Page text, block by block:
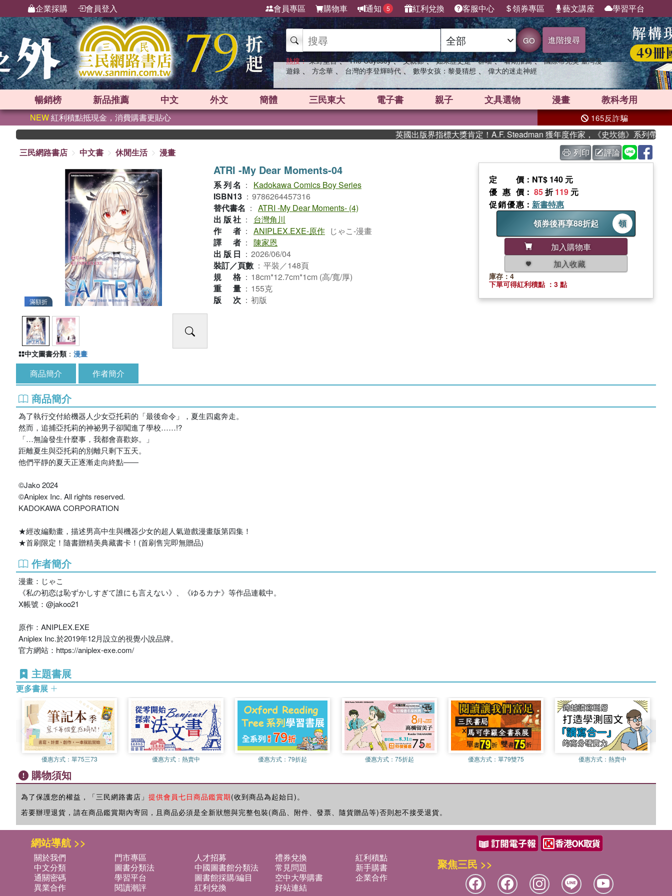
企業採購 會員登入 會員專區 購物車 通知 5 紅利兌換 客服中心 領券專區 藝文講座 學習平台
GO 進階搜尋
熱搜： 東野圭吾 、 The Odyssey 、 父親節 、 如果歷史是一群喵 、 暑期推薦 、 國際布克獎 臺灣漫
遊錄 、 方念華 、 台灣的李登輝時代 、 數學女孩：黎曼猜想 、 偉大的迷走神經
暢銷榜 新品推薦 中文 外文 簡體 三民東大 電子書 親子 文具選物 漫畫 教科考用
NEW紅利積點抵現金，消費購書更貼心 165反詐騙
英國出版界指標大獎肯定！A.F. Steadman 獲年度作家，《史坎德》系列帶你踏上
三民網路書店
中文書 休閒生活 漫畫 列印 評論
滿額折
ATRI -My Dear Moments-04
系列名 ：
Kadokawa Comics Boy Series
ISBN13 ： 9786264457316
替代書名 ： ATRI -My Dear Moments- (4)
出版社 ：
台灣角川
作者 ： ANIPLEX.EXE-原作 じゃこ-漫畫
譯者 ： 陳家恩
出版日 ： 2026/06/04
裝訂／頁數 ： 平裝／148頁
規格 ： 18cm*12.7cm*1cm (高/寬/厚)
重量 ： 155克
版次 ： 初版
定價 ：NT$ 140 元
優惠價 ： 85折119 元
促銷優惠 ： 新書特惠
領券後再享88折起
領
加入購物車
加入收藏
庫存：4
下單可得紅利積點 ：3 點
中文圖書分類 ： 漫畫
商品簡介 作者簡介
商品簡介
為了執行交付給機器人少女亞托莉的「最後命令」，夏生四處奔走。
然而，追捕亞托莉的神祕男子卻闖進了學校……!?
「…無論發生什麼事，我都會喜歡妳。」
距離夏生與亞托莉的別離只剩下五天。
他們平靜的夏天正逐漸走向終點――
©Jako 2024
©Aniplex Inc. All rights reserved.
KADOKAWA CORPORATION
★經改編動畫，描述男高中生與機器少女的超人氣遊戲漫畫版第四集！
★首刷限定！隨書贈精美典藏書卡！(首刷售完即無贈品)
作者簡介
漫畫：じゃこ
《私の初恋は恥ずかしすぎて誰にも言えない》、《ゆるカナ》等作品連載中。
X帳號：@jakoo21
原作：ANIPLEX.EXE
Aniplex Inc.於2019年12月設立的視覺小說品牌。
官方網站：https://aniplex-exe.com/
主題書展
更多書展
優惠方式： 單75三73 優惠方式： 熱賣中 優惠方式：79折起 優惠方式： 75折起 優惠方式： 單79雙75 優惠方式：熱賣中
購物須知
為了保護您的權益，「三民網路書店」 提供會員七日商品鑑賞期(收到商品為起始日)。
若要辦理退貨，請在商品鑑賞期內寄回，且商品必須是全新狀態與完整包裝(商品、附件、發票、隨貨贈品等)否則恕不接受退貨。
網站導航 >>
關於我們 門市專區 人才招募 禮券兌換
紅利積點
中文分類
圖書分類法 中國圖書館分類法 常見問題
新手購書
通關密碼
學習平台 圖書館採購/編目 空中大學購書
企業合作
異業合作
閱讀潮評 紅利兌換 好站連結
聚焦三民 >>